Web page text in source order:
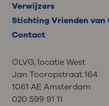
Verwijzers
Stichting Vrienden van
Contact
OLVG, locatie West
Jan Tooropstraat 164
1061 AE Amsterdam
020 599 91 11